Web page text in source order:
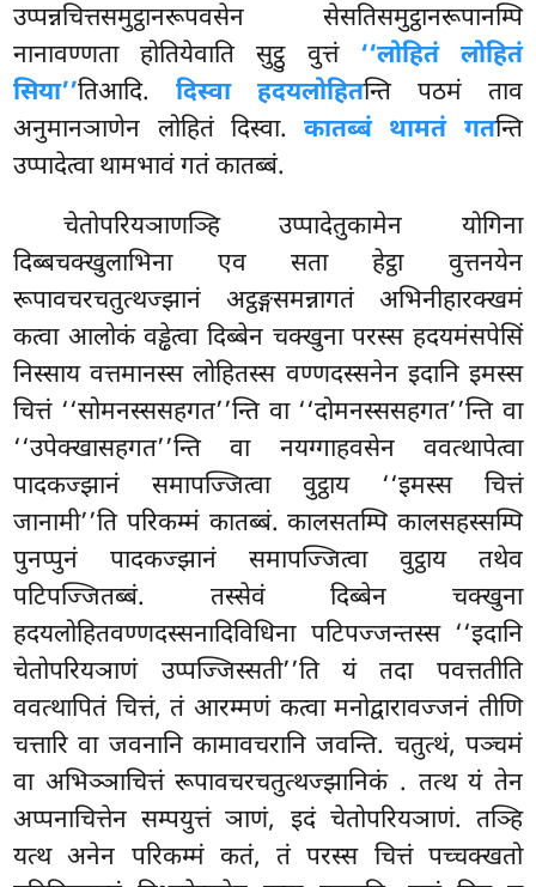
उप्पन्नचित्तसमुट्ठानरूपवसेन सेसतिसमुट्ठानरूपानम्पि
नानावण्णता होतियेवाति सुट्ठु वुत्तं ‘‘लोहितं लोहितं
सिया’’तिआदि.दिस्वा हदयलोहितन्ति पठमं ताव
अनुमानञाणेन लोहितं दिस्वा.कातब्बं थामतं गतन्ति
उप्पादेत्वा थामभावं गतं कातब्बं.
चेतोपरियञाणञ्हि उप्पादेतुकामेन योगिना
दिब्बचक्खुलाभिना एव सता हेट्ठा वुत्तनयेन
रूपावचरचतुत्थज्झानं अट्ठङ्गसमन्नागतं अभिनीहारक्खमं
कत्वा आलोकं वड्ढेत्वा दिब्बेन चक्खुना परस्स हदयमंसपेसिं
निस्साय वत्तमानस्स लोहितस्स वण्णदस्सनेन इदानि इमस्स
चित्तं ‘‘सोमनस्ससहगत’’न्ति वा ‘‘दोमनस्ससहगत’’न्ति वा
‘‘उपेक्खासहगत’’न्ति वा नयग्गाहवसेन ववत्थापेत्वा
पादकज्झानं समापज्जित्वा वुट्ठाय ‘‘इमस्स चित्तं
जानामी’’ति परिकम्मं कातब्बं. कालसतम्पि कालसहस्सम्पि
पुनप्पुनं पादकज्झानं समापज्जित्वा वुट्ठाय तथेव
पटिपज्जितब्बं. तस्सेवं दिब्बेन चक्खुना
हदयलोहितवण्णदस्सनादिविधिना पटिपज्जन्तस्स ‘‘इदानि
चेतोपरियञाणं उप्पज्जिस्सती’’ति यं तदा पवत्ततीति
ववत्थापितं चित्तं, तं आरम्मणं कत्वा मनोद्वारावज्जनं तीणि
चत्तारि वा जवनानि कामावचरानि जवन्ति. चतुत्थं, पञ्चमं
वा अभिञ्ञाचित्तं रूपावचरचतुत्थज्झानिकं . तत्थ यं तेन
अप्पनाचित्तेन सम्पयुत्तं ञाणं, इदं चेतोपरियञाणं. तञ्हि
यत्थ अनेन परिकम्मं कतं, तं परस्स चित्तं पच्चक्खतो